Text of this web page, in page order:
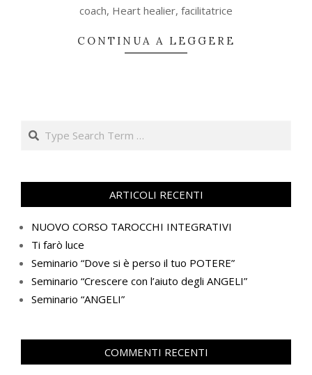
coach, Heart healier, facilitatrice
CONTINUA A LEGGERE
Search
ARTICOLI RECENTI
NUOVO CORSO TAROCCHI INTEGRATIVI
Ti farò luce
Seminario “Dove si è perso il tuo POTERE”
Seminario “Crescere con l’aiuto degli ANGELI”
Seminario “ANGELI”
COMMENTI RECENTI